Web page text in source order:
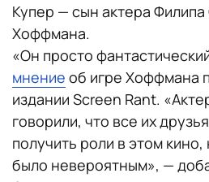
Купер — сын актера
Хоффмана.
«Он просто
мнение об игре Хоффмана
издании Screen Rant.
говорили, что все их
получить роли в этом
было невероятным», —